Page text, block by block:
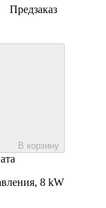
Предзаказ
В корзину
8 kW